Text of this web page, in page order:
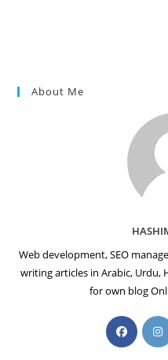
About Me
Web development, SEO
writing articles in Arabic, Urdu,
for own blog
in